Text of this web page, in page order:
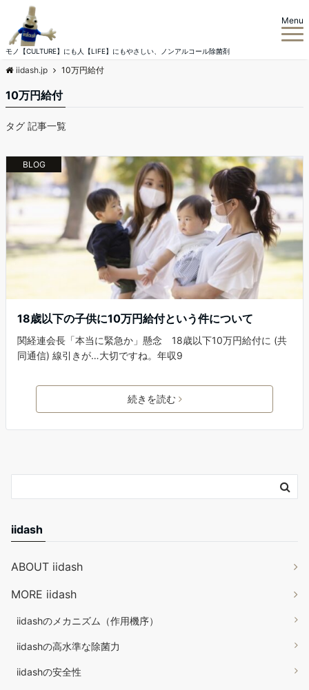
モノ【CULTURE】にも人【LIFE】にもやさしい、ノンアルコール除菌剤
Menu
iidash.jp 10万円給付
10万円給付
タグ 記事一覧
BLOG
18歳以下の子供に10万円給付という件について
関経連会長「本当に緊急か」懸念 18歳以下10万円給付に (共
同通信) 線引きが…大切ですね。年収9
続きを読む
iidash
ABOUT iidash
MORE iidash
iidashのメカニズム（作用機序）
iidashの高水準な除菌力
iidashの安全性